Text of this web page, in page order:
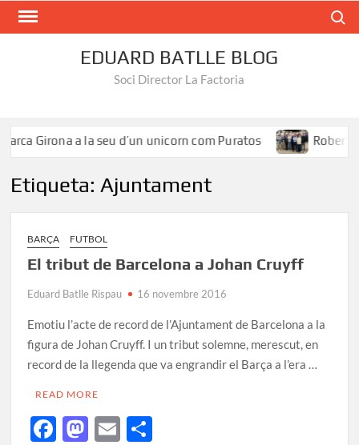
EDUARD BATLLE BLOG
Soci Director La Factoria
Girona a la seu d’un unicorn com Puratos Roberto
Etiqueta:Ajuntament
BARÇA FUTBOL
El tribut de Barcelona a Johan Cruyff
Eduard Batlle Rispau 16 novembre 2016
Emotiu l’acte de record de l’Ajuntament de Barcelona a la
figura de Johan Cruyff. I un tribut solemne, merescut, en
record de la llegenda que va engrandir el Barça a l’era …
READ MORE
F
M E